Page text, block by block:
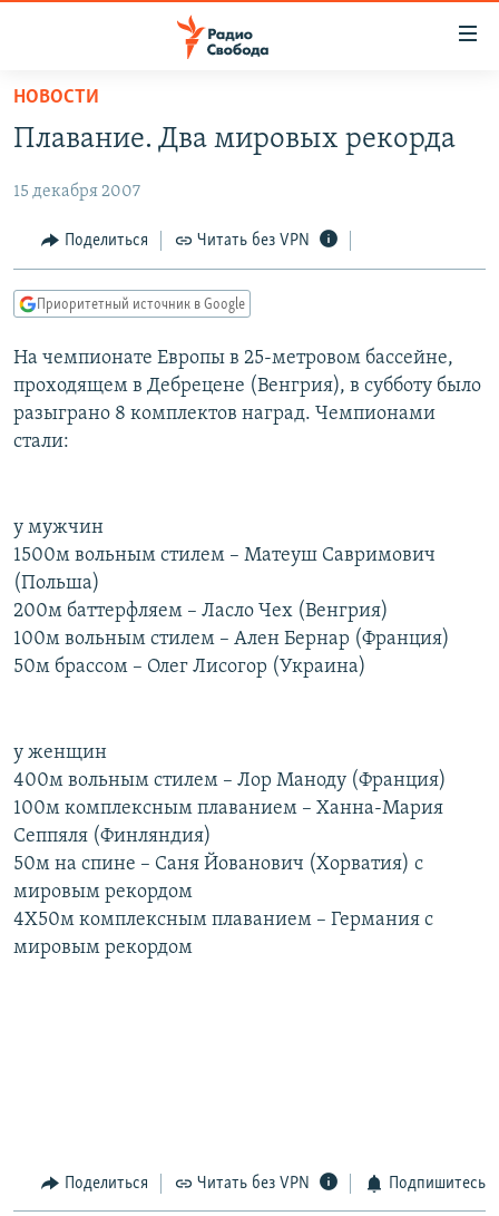
упрощенного
доступа
содержанию
Вернутся
навигации
Вернутся
поиску
АВТОРСКИЕ ПРОЕКТЫ
ЦИТАТЫ СВОБОДЫ
КУЛЬТУРА
IDEL.РЕАЛИИ
КАВКАЗ.РЕАЛИИ
СЕВЕР.РЕАЛИИ
РАСПИСАНИЕ ВЕЩАНИЯ
ПОДПИШИТЕСЬ НА РАССЫЛКУ
СОЦИАЛЬНЫЕ СЕТИ
Все сайты РСЕ/РС
НОВОСТИ
Плавание. Два мировых рекорда
15 декабря 2007
Поделиться Читать без VPN
Приоритетный источник в Google
На чемпионате Европы в 25-метровом бассейне,
проходящем в Дебрецене (Венгрия), в субботу было
разыграно 8 комплектов наград. Чемпионами
стали:
у мужчин
1500м вольным стилем – Матеуш Савримович
(Польша)
200м баттерфляем – Ласло Чех (Венгрия)
100м вольным стилем – Ален Бернар (Франция)
50м брассом – Олег Лисогор (Украина)
у женщин
400м вольным стилем – Лор Маноду (Франция)
100м комплексным плаванием – Ханна-Мария
Сеппяля (Финляндия)
50м на спине – Саня Йованович (Хорватия) с
мировым рекордом
4Х50м комплексным плаванием – Германия с
мировым рекордом
Поделиться Читать без VPN Подпишитесь